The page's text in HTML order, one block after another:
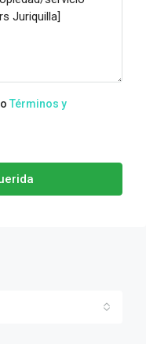
Términos y